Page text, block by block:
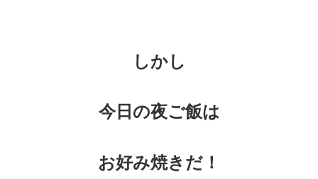
しかし
今日の夜ご飯は
お好み焼きだ！